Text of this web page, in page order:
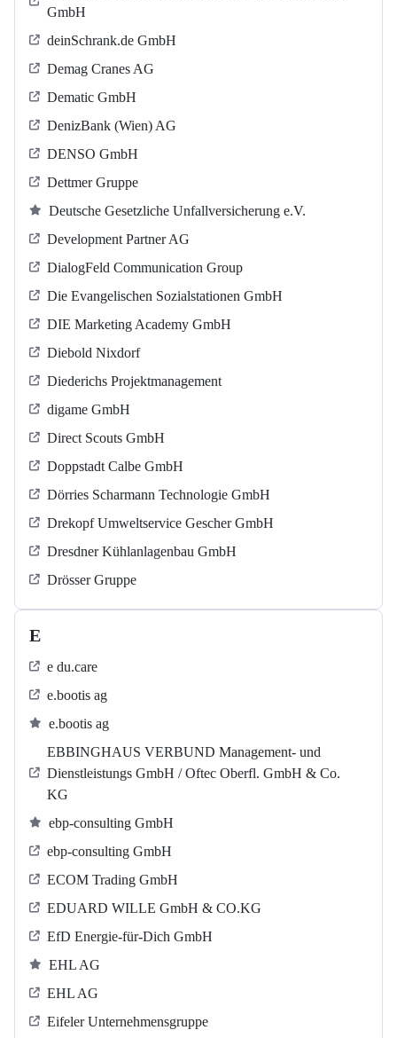
GmbH
deinSchrank.de GmbH
Demag Cranes AG
Dematic GmbH
DenizBank (Wien) AG
DENSO GmbH
Dettmer Gruppe
Deutsche Gesetzliche Unfallversicherung e.V.
Development Partner AG
DialogFeld Communication Group
Die Evangelischen Sozialstationen GmbH
DIE Marketing Academy GmbH
Diebold Nixdorf
Diederichs Projektmanagement
digame GmbH
Direct Scouts GmbH
Doppstadt Calbe GmbH
Dörries Scharmann Technologie GmbH
Drekopf Umweltservice Gescher GmbH
Dresdner Kühlanlagenbau GmbH
Drösser Gruppe
E
e du.care
e.bootis ag
e.bootis ag
EBBINGHAUS VERBUND Management- und
Dienstleistungs GmbH / Oftec Oberfl. GmbH & Co.
KG
ebp-consulting GmbH
ebp-consulting GmbH
ECOM Trading GmbH
EDUARD WILLE GmbH & CO.KG
EfD Energie-für-Dich GmbH
EHL AG
EHL AG
Eifeler Unternehmensgruppe